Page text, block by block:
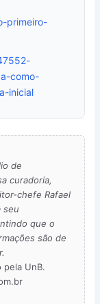
primeiro-
como-
inicial
de
curadoria,
chefe Rafael
seu
que o
são de
pela UnB.